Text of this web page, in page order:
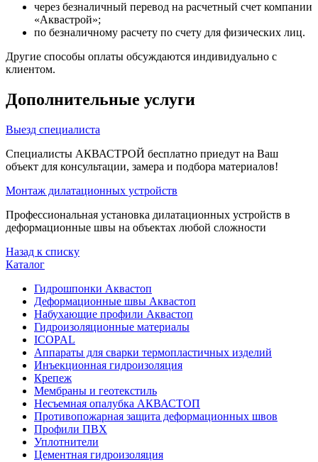
через безналичный перевод на расчетный счет компании
«Аквастрой»;
по безналичному расчету по счету для физических лиц.
Другие способы оплаты обсуждаются индивидуально с
клиентом.
Дополнительные услуги
Выезд специалиста
Специалисты АКВАСТРОЙ бесплатно приедут на Ваш
объект для консультации, замера и подбора материалов!
Монтаж дилатационных устройств
Профессиональная установка дилатационных устройств в
деформационные швы на объектах любой сложности
Назад к списку
Каталог
Гидрошпонки Аквастоп
Деформационные швы Аквастоп
Набухающие профили Аквастоп
Гидроизоляционные материалы
ICOPAL
Аппараты для сварки термопластичных изделий
Инъекционная гидроизоляция
Крепеж
Мембраны и геотекстиль
Несъемная опалубка АКВАСТОП
Противопожарная защита деформационных швов
Профили ПВХ
Уплотнители
Цементная гидроизоляция